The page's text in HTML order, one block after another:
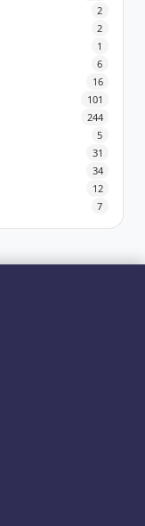
2
2
1
6
16
101
244
5
31
34
12
7